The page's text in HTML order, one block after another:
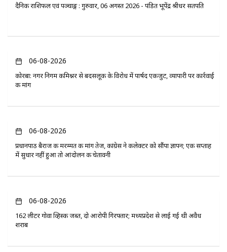
दैनिक राशिफल एवं पञ्चाङ्ग : गुरुवार, 06 अगस्त 2026 - पंडित भूपेंद्र श्रीधर सतपति
06-08-2026
कोरबा: नगर निगम कमिश्नर से बदसलूकी के विरोध में पार्षद एकजुट, व्यापारी पर कार्रवाई
की मांग
06-08-2026
प्रधानपाठ बैराज की मरम्मत की मांग तेज, कांग्रेस ने कलेक्टर को सौंपा ज्ञापन; एक सप्ताह
में सुधार नहीं हुआ तो आंदोलन की चेतावनी
06-08-2026
162 लीटर गोवा व्हिस्की जब्त, दो आरोपी गिरफ्तार; मध्यप्रदेश से लाई गई थी अवैध
शराब